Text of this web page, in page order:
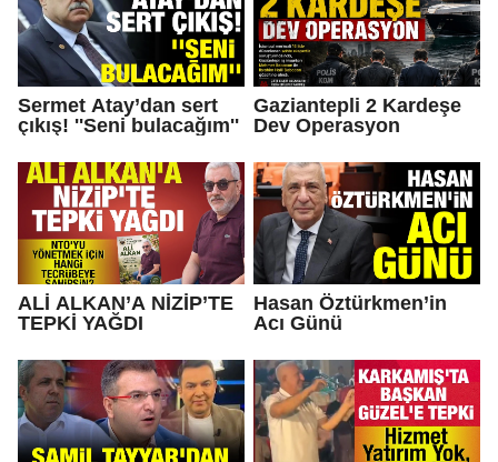
Sermet Atay’dan sert
çıkış! ''Seni bulacağım''
Gaziantepli 2 Kardeşe
Dev Operasyon
ALİ ALKAN’A NİZİP’TE
TEPKİ YAĞDI
Hasan Öztürkmen’in
Acı Günü